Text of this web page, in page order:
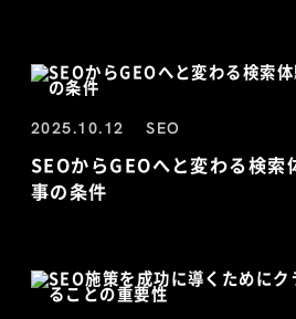
2025.10.12 SEO
SEOからGEOへと変わる検索
事の条件